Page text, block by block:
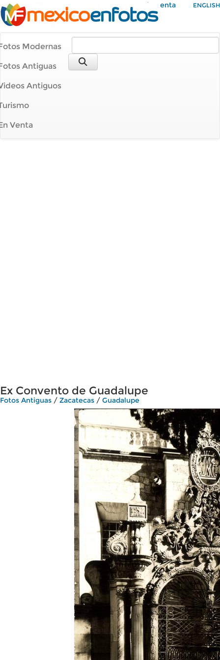
Mi Cuenta ENGLISH
Modernas
Antiguas
Antiguos
Venta
Ex Convento de Guadalupe
Fotos Antiguas / Zacatecas / Guadalupe